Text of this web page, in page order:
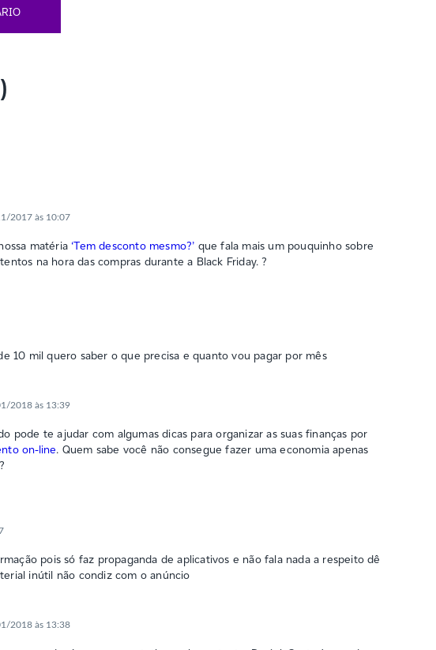
2017 às 10:07
matéria‘Tem desconto mesmo?’ que fala mais um pouquinho sobre
na hora das compras durante a Black Friday. ?
10 mil quero saber o que precisa e quanto vou pagar por mês
2018 às 13:39
pode te ajudar com algumas dicas para organizar as suas finanças por
on-line. Quem sabe você não consegue fazer uma economia apenas
pois só faz propaganda de aplicativos e não fala nada a respeito dê
inútil não condiz com o anúncio
2018 às 13:38